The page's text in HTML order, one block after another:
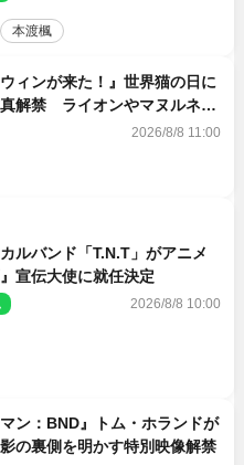
本渡楓
ィンが来た！』世界猫の日に
解禁 ライオンやマヌルネコ
集合
2026/8/8 11:00
ルバンド「T.N.T」がアニメ
宣伝大使に就任決定
2026/8/8 10:00
ン：BND』トム・ホランドが
の裏側を明かす特別映像解禁